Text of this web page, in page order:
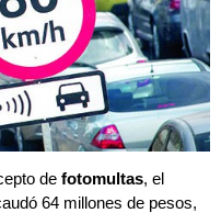
de fotomultas, el
64 millones de pesos,